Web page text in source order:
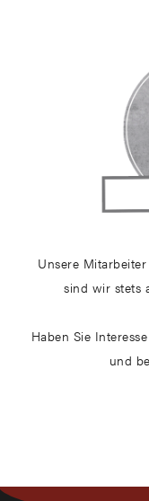
Unsere
sind wir stets
Haben Sie
und